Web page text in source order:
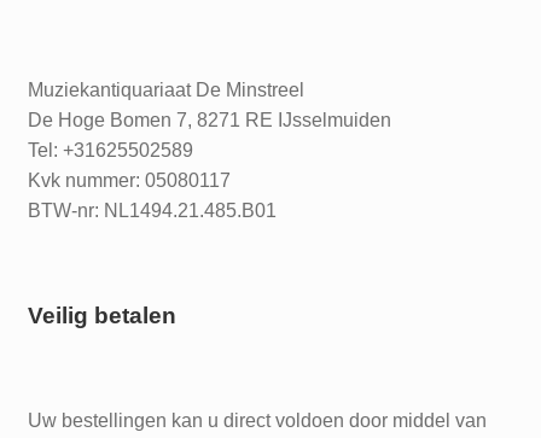
Muziekantiquariaat De Minstreel
De Hoge Bomen 7, 8271 RE IJsselmuiden
Tel: +31625502589
Kvk nummer: 05080117
BTW-nr: NL1494.21.485.B01
Veilig betalen
Uw bestellingen kan u direct voldoen door middel van